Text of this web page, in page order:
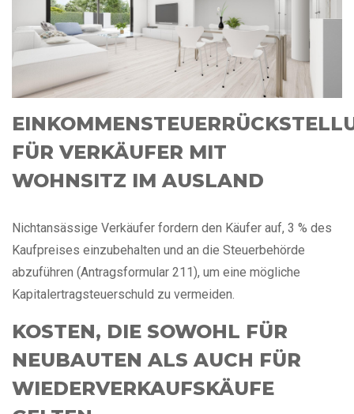
FÜR VERKÄUFER MIT
WOHNSITZ IM AUSLAND
Nichtansässige Verkäufer fordern den Käufer auf, 3 % des
Kaufpreises einzubehalten und an die Steuerbehörde
abzuführen (Antragsformular 211), um eine mögliche
Kapitalertragsteuerschuld zu vermeiden.
KOSTEN, DIE SOWOHL FÜR
NEUBAUTEN ALS AUCH FÜR
WIEDERVERKAUFSKÄUFE